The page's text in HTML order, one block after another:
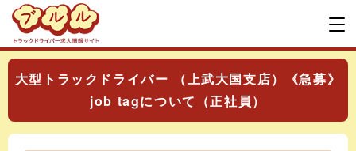
大型トラックドライバー （上武大国支店）《急募》
job tagについて（正社員）